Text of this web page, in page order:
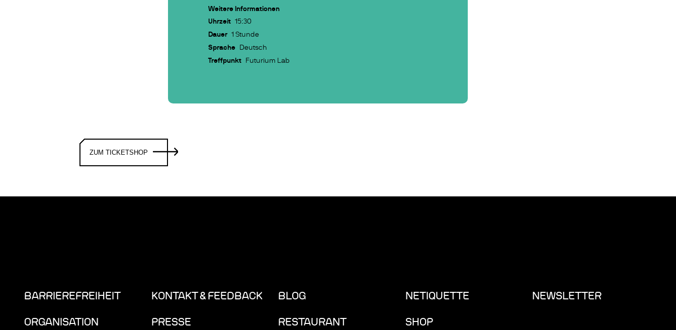
Weitere Informationen
Uhrzeit 15:30
Dauer 1 Stunde
Sprache Deutsch
Treffpunkt Futurium Lab
ZUM TICKETSHOP
BARRIEREFREIHEIT KONTAKT & FEEDBACK BLOG NETIQUETTE NEWSLETTER
ORGANISATION PRESSE RESTAURANT SHOP